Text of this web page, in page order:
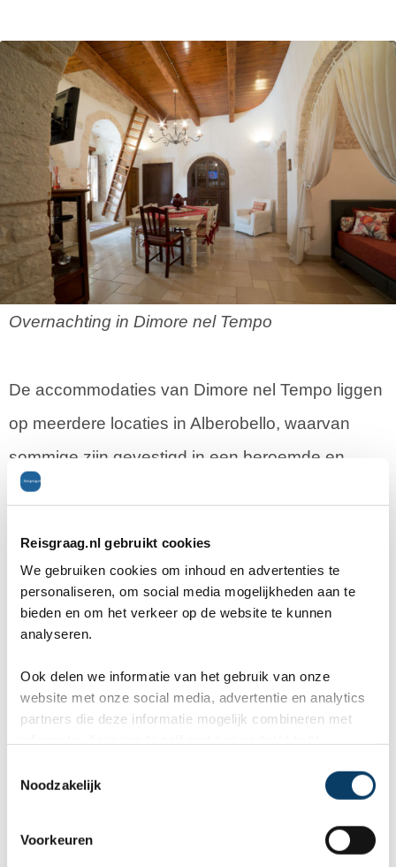
Reisgraag.nl gebruikt cookies
We gebruiken cookies om inhoud en advertenties te
personaliseren, om social media mogelijkheden aan te
bieden en om het verkeer op de website te kunnen
analyseren.
Ook delen we informatie van het gebruik van onze
website met onze social media, advertentie en analytics
partners die deze informatie mogelijk combineren met
Noodzakelijk
Voorkeuren
Overnachting in Dimore nel Tempo
De accommodaties van Dimore nel Tempo liggen
op meerdere locaties in Alberobello, waarvan
sommige zijn gevestigd in een beroemde en
unieke trulli. De 5 fraaie en modern ingerichte
Een unieke trullo overnachting heeft u bij een
appartementen van 80m², in een trullo uit de 17
eeuw. Trullo Nobile heeft een woonkamer met
en een slaapbank. Op de vide bevindt zich nog
een slaapkamer. Trullo Melograno is eigenlijk één